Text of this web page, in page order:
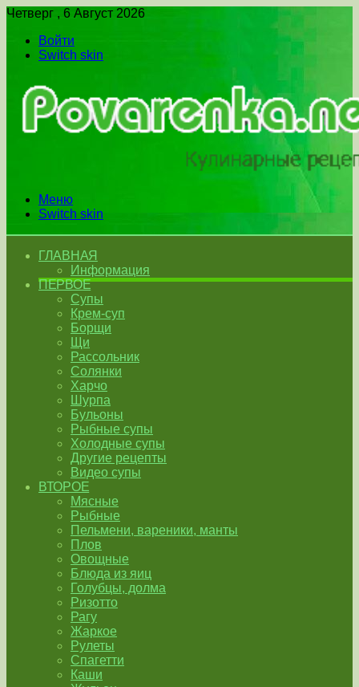
Четверг , 6 Август 2026
Войти
Switch skin
Меню
Switch skin
ГЛАВНАЯ
Информация
ПЕРВОЕ
Супы
Крем-суп
Борщи
Щи
Рассольник
Солянки
Харчо
Шурпа
Бульоны
Рыбные супы
Холодные супы
Другие рецепты
Видео супы
ВТОРОЕ
Мясные
Рыбные
Пельмени, вареники, манты
Плов
Овощные
Блюда из яиц
Голубцы, долма
Ризотто
Рагу
Жаркое
Рулеты
Спагетти
Каши